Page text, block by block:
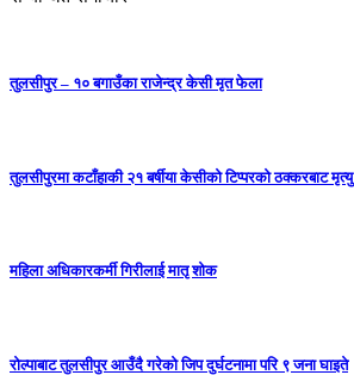
तुलसीपुर – १० बगाउँका राजेन्द्र केसी मृत फेला
तुलसीपुरमा कटाँहाकी २१ बर्षीया केसीको टिप्परको ठक्करबाट मृत्यु
महिला अधिकारकर्मी गिरीलाई मातृ शोक
रोल्पाबाट तुलसीपुर आउँदै गरेको जिप दुर्घटनामा परि ९ जना घाइते